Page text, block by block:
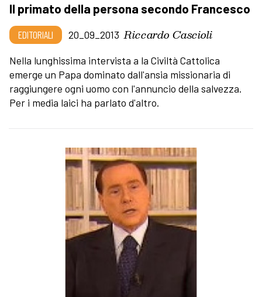
Il primato della persona secondo Francesco
EDITORIALI 20_09_2013 Riccardo Cascioli
Nella lunghissima intervista a la Civiltà Cattolica
emerge un Papa dominato dall'ansia missionaria di
raggiungere ogni uomo con l'annuncio della salvezza.
Per i media laici ha parlato d'altro.